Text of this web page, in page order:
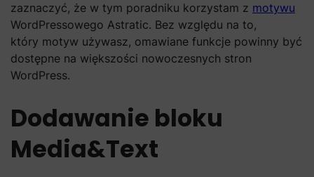
zaznaczyć, że w tym poradniku korzystam z motywu
WordPressowego Astratic. Bez względu na to,
który motyw używasz, omawiane funkcje powinny być
dostępne na większości nowoczesnych stron
WordPress.
Dodawanie bloku
Media&Text